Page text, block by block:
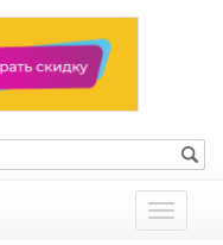
Показать
меню